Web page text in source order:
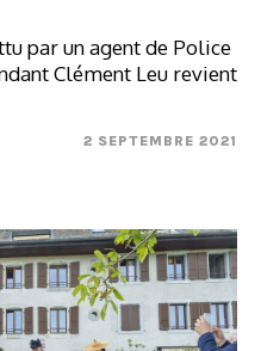
par un agent de Police
Clément Leu revient
2 SEPTEMBRE 2021